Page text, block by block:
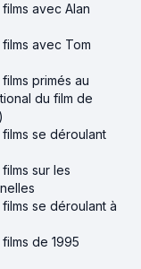
avec Alan
avec Tom
primés au
du film de
se déroulant
sur les
se déroulant à
de 1995